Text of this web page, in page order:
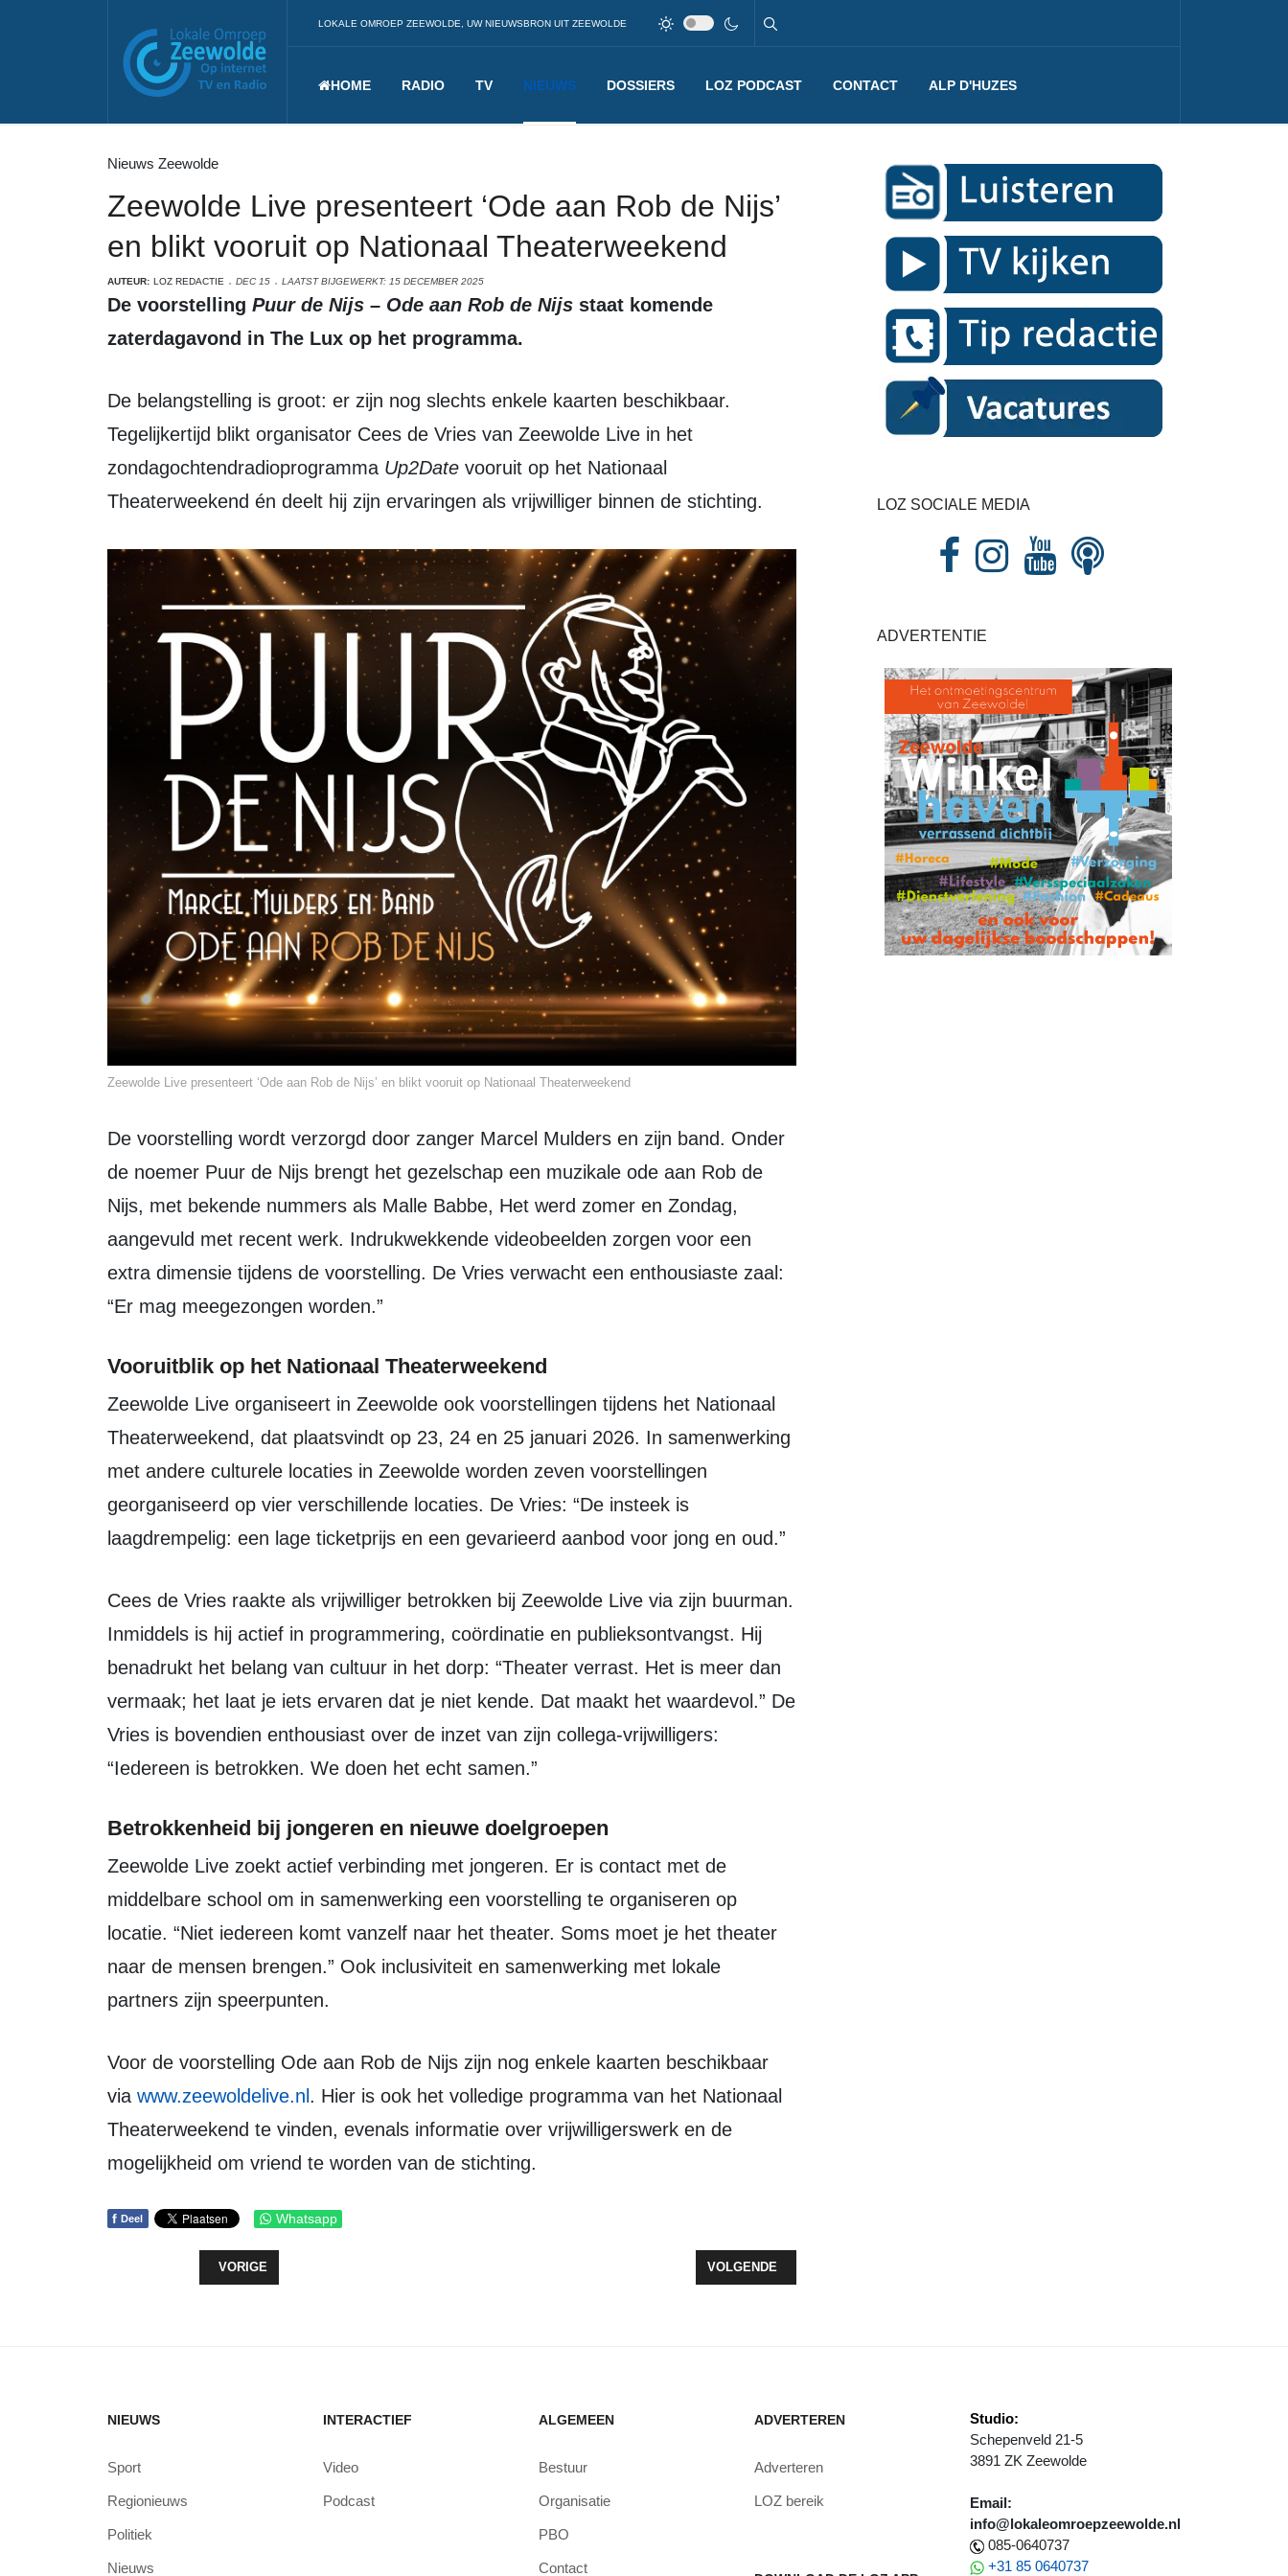
LOKALE OMROEP ZEEWOLDE, UW NIEUWSBRON UIT ZEEWOLDE
HOME RADIO TV NIEUWS DOSSIERS LOZ PODCAST CONTACT ALP D'HUZES
Nieuws Zeewolde
Zeewolde Live presenteert ‘Ode aan Rob de Nijs’
en blikt vooruit op Nationaal Theaterweekend
AUTEUR: LOZ REDACTIE DEC 15 LAATST BIJGEWERKT: 15 DECEMBER 2025
De voorstelling Puur de Nijs – Ode aan Rob de Nijs staat komende
zaterdagavond in The Lux op het programma.
De belangstelling is groot: er zijn nog slechts enkele kaarten beschikbaar.
Tegelijkertijd blikt organisator Cees de Vries van Zeewolde Live in het
zondagochtendradioprogramma Up2Date vooruit op het Nationaal
Theaterweekend én deelt hij zijn ervaringen als vrijwilliger binnen de stichting.
Zeewolde Live presenteert ‘Ode aan Rob de Nijs’ en blikt vooruit op Nationaal Theaterweekend
De voorstelling wordt verzorgd door zanger Marcel Mulders en zijn band. Onder
de noemer Puur de Nijs brengt het gezelschap een muzikale ode aan Rob de
Nijs, met bekende nummers als Malle Babbe, Het werd zomer en Zondag,
aangevuld met recent werk. Indrukwekkende videobeelden zorgen voor een
extra dimensie tijdens de voorstelling. De Vries verwacht een enthousiaste zaal:
“Er mag meegezongen worden.”
Vooruitblik op het Nationaal Theaterweekend
Zeewolde Live organiseert in Zeewolde ook voorstellingen tijdens het Nationaal
Theaterweekend, dat plaatsvindt op 23, 24 en 25 januari 2026. In samenwerking
met andere culturele locaties in Zeewolde worden zeven voorstellingen
georganiseerd op vier verschillende locaties. De Vries: “De insteek is
laagdrempelig: een lage ticketprijs en een gevarieerd aanbod voor jong en oud.”
Cees de Vries raakte als vrijwilliger betrokken bij Zeewolde Live via zijn buurman.
Inmiddels is hij actief in programmering, coördinatie en publieksontvangst. Hij
benadrukt het belang van cultuur in het dorp: “Theater verrast. Het is meer dan
vermaak; het laat je iets ervaren dat je niet kende. Dat maakt het waardevol.” De
Vries is bovendien enthousiast over de inzet van zijn collega-vrijwilligers:
“Iedereen is betrokken. We doen het echt samen.”
Betrokkenheid bij jongeren en nieuwe doelgroepen
Zeewolde Live zoekt actief verbinding met jongeren. Er is contact met de
middelbare school om in samenwerking een voorstelling te organiseren op
locatie. “Niet iedereen komt vanzelf naar het theater. Soms moet je het theater
naar de mensen brengen.” Ook inclusiviteit en samenwerking met lokale
partners zijn speerpunten.
Voor de voorstelling Ode aan Rob de Nijs zijn nog enkele kaarten beschikbaar
via www.zeewoldelive.nl . Hier is ook het volledige programma van het Nationaal
Theaterweekend te vinden, evenals informatie over vrijwilligerswerk en de
mogelijkheid om vriend te worden van de stichting.
f Deel Whatsapp
VORIG ARTIKEL: NA ZEVEN JAAR TOCH WEER THUIS: POES TIJGER KEERT, VLAK VOOR KERST, ONVERWACHT TERUG
VORIGE VOLGENDE ARTIKEL: BLAUWE DIAMANTROUTE KEERT TERUG IN 2026 MET NIEUWE
VOLGENDE
LOZ SOCIALE MEDIA
ADVERTENTIE
NIEUWS
Sport
Regionieuws
Politiek
Nieuws
INTERACTIEF
Video
Podcast
ALGEMEEN
Bestuur
Organisatie
PBO
Contact
ADVERTEREN
Adverteren
LOZ bereik
Studio:
Schepenveld 21-5
3891 ZK Zeewolde
Email:
info@lokaleomroepzeewolde.nl
085-0640737
+31 85 0640737